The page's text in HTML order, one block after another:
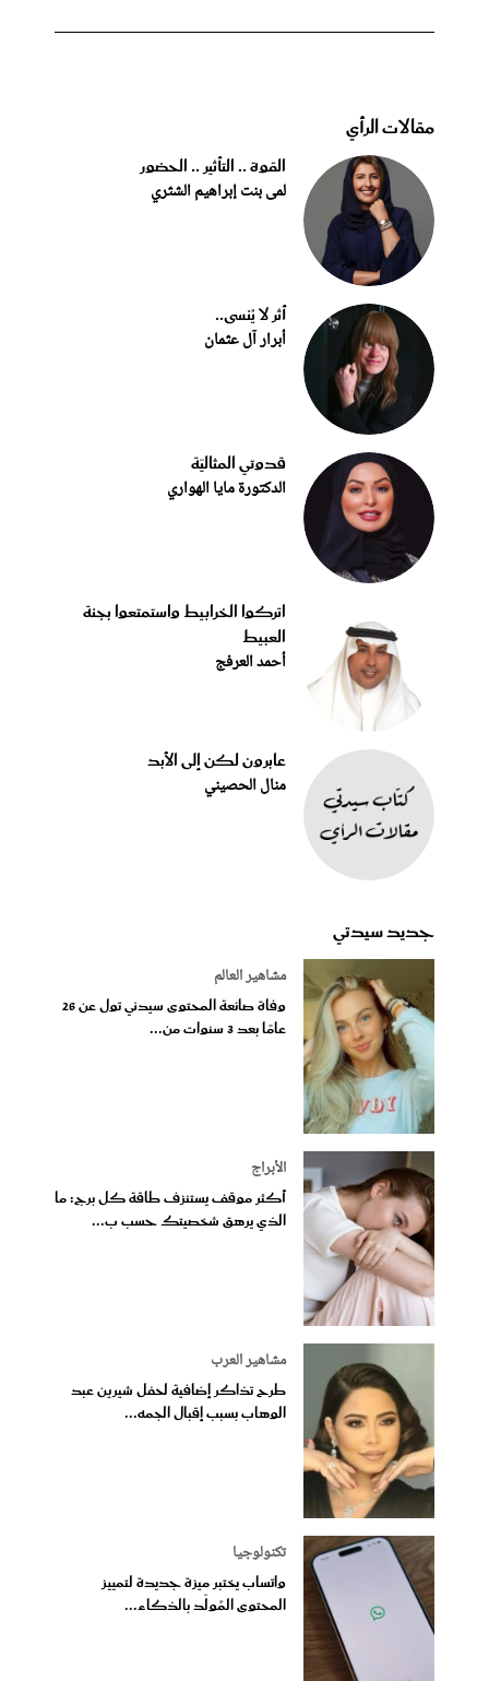
مقالات الرأي
القوة .. التأثير .. الحضور
لمى بنت إبراهيم الشثري
أثر لا يُنسى..
أبرار آل عثمان
قدوتي المثاليّة
الدكتورة مايا الهواري
اتركوا الخرابيط واستمتعوا بجنة
العبيط
أحمد العرفج
عابرون لكن إلى الأبد
منال الحصيني
جديد سيدتي
مشاهير العالم
وفاة صانعة المحتوى سيدني تول عن 26
عامًا بعد 3 سنوات من...
الأبراج
أكثر موقف يستنزف طاقة كل برج: ما
الذي يرهق شخصيتك حسب ب...
مشاهير العرب
طرح تذاكر إضافية لحفل شيرين عبد
الوهاب بسبب إقبال الجمه...
تكنولوجيا
واتساب يختبر ميزة جديدة لتمييز
المحتوى المُولّد بالذكاء...